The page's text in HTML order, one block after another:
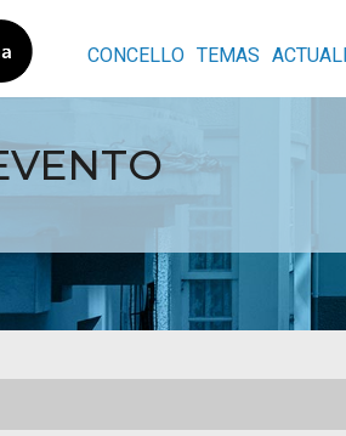
CONCELLO TEMAS